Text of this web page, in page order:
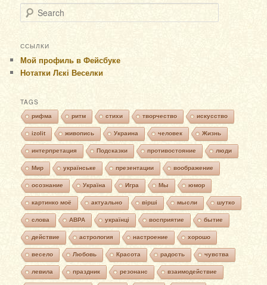
Search
ССЫЛКИ
Мой профиль в Фейсбуке
Нотатки Лєкі Веселки
TAGS
рифма ритм стихи творчество искусство
izolit живопись Украина человек Жизнь
интерпретация Подсказки противостояние люди
Мир українське презентации воображение
осознание Україна Игра Мы юмор
картинко моё актуально вірші мысли шутко
слова АВРА українці восприятие бытие
действие астрология настроение хорошо
весело Любовь Красота радость чувства
левила праздник резонанс взаимодействие